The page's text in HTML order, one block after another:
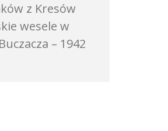
z Kresów
wesele w
– 1942